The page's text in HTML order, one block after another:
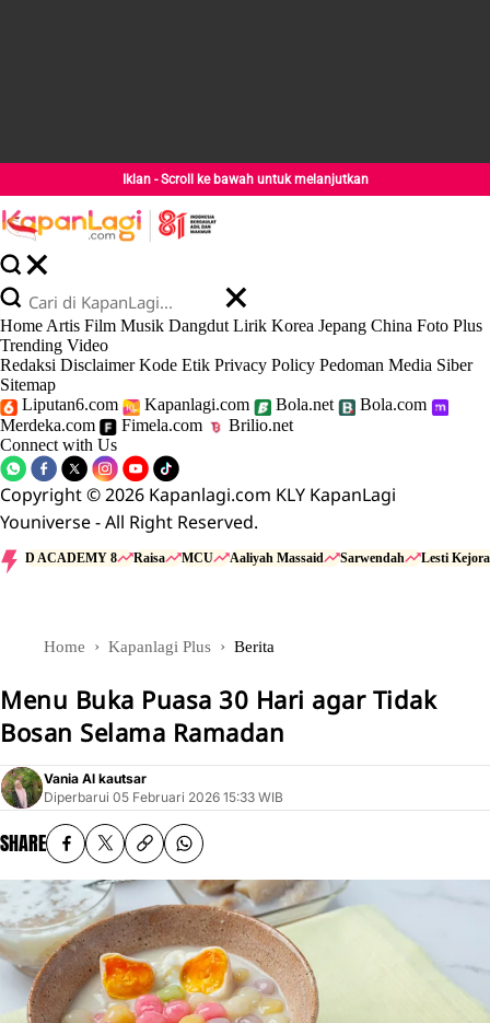
Iklan - Scroll ke bawah untuk melanjutkan
Home Artis Film Musik Dangdut Lirik Korea Jepang China Foto Plus
Trending Video
Redaksi Disclaimer Kode Etik Privacy Policy Pedoman Media Siber
Sitemap
Liputan6.com
Kapanlagi.com Bola.net
Bola.com
Merdeka.com
Fimela.com
Brilio.net
Connect with Us
Copyright © 2026 Kapanlagi.com KLY KapanLagi
Youniverse - All Right Reserved.
D ACADEMY 8 Raisa MCU Aaliyah Massaid Sarwendah Lesti Kejora
Home Kapanlagi Plus Berita
Menu Buka Puasa 30 Hari agar Tidak
Bosan Selama Ramadan
Vania Al kautsar
Diperbarui 05 Februari 2026 15:33 WIB
SHARE